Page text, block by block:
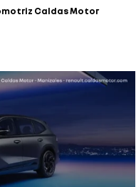
Caldas Motor